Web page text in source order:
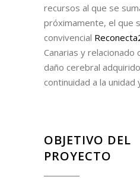
recursos al que se
próximamente, el que
convivencial
Canarias y relacionado
daño cerebral
continuidad a la unidad
OBJETIVO DEL
PROYECTO